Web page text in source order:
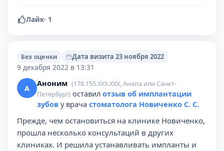
Лайк· 1
Без оценки
Дата визита 23 ноября 2022
9 декабря 2022 в 13:31
А Аноним (178.155.XXX.XXX, Анапа или Санкт-
Петербург) оставил отзыв об имплантации
зубов у врача стоматолога Новиченко С. С.
Прежде, чем остановиться на клинике Новиченко,
прошла несколько консультаций в других
клиниках. И решила устанавливать импланты и